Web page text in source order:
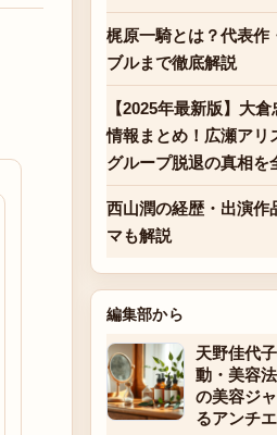
梶原一騎とは？代表作
ブルまで徹底解説
【2025年最新版】大
情報まとめ！広瀬アリ
グループ脱退の真相を
西山潤の経歴・出演作
マも解説
編集部から
天野佳代
動・美容
の美容ジ
るアンチ